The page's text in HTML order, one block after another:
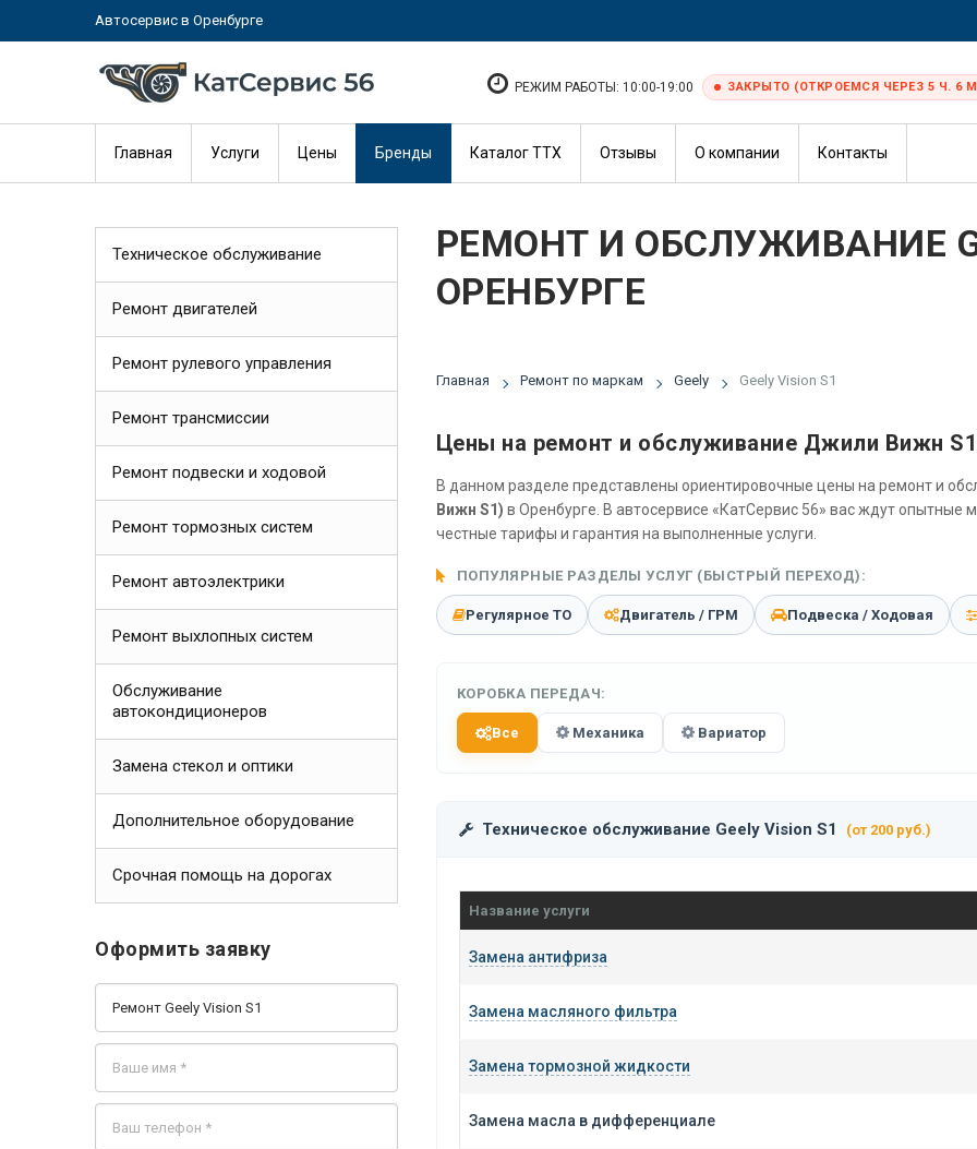
Автосервис в Оренбурге
РЕЖИМ РАБОТЫ: 10:00-19:00 ЗАКРЫТО (ОТКРОЕМСЯ ЧЕРЕЗ 5 Ч. 6
Главная Услуги Цены Бренды Каталог ТТХ Отзывы О компании Контакты
РЕМОНТ И ОБСЛУЖИВАНИЕ
ОРЕНБУРГЕ
Главная Ремонт по маркам Geely Geely Vision S1
Цены на ремонт и обслуживание Джили Вижн S1
В данном разделе представлены ориентировочные цены на ремонт и
Вижн S1) в Оренбурге. В автосервисе «КатСервис 56» вас ждут опытные
честные тарифы и гарантия на выполненные услуги.
ПОПУЛЯРНЫЕ РАЗДЕЛЫ УСЛУГ (БЫСТРЫЙ ПЕРЕХОД):
Регулярное ТО Двигатель / ГРМ Подвеска / Ходовая
КОРОБКА ПЕРЕДАЧ:
Все Механика Вариатор
Техническое обслуживание Geely Vision S1 (от 200 руб.)
Название услуги
Замена антифриза
Замена масляного фильтра
Замена тормозной жидкости
Замена масла в дифференциале
Техническое обслуживание
Ремонт двигателей
Ремонт рулевого управления
Ремонт трансмиссии
Ремонт подвески и ходовой
Ремонт тормозных систем
Ремонт автоэлектрики
Ремонт выхлопных систем
Обслуживание
автокондиционеров
Замена стекол и оптики
Дополнительное оборудование
Срочная помощь на дорогах
Оформить заявку